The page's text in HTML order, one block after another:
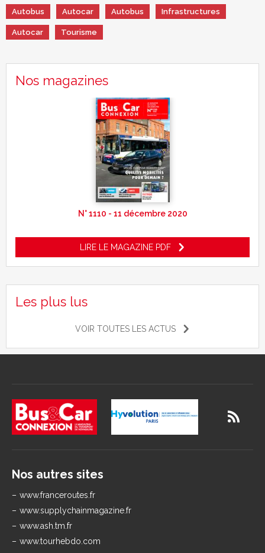
Autobus Autocar Autobus Infrastructures
Autocar Tourisme
Nos magazines
N° 1110 - 11 décembre 2020
LIRE LE MAGAZINE PDF
Les plus lus
VOIR TOUTES LES ACTUS
Nos autres sites
www.franceroutes.fr
www.supplychainmagazine.fr
www.ash.tm.fr
www.tourhebdo.com